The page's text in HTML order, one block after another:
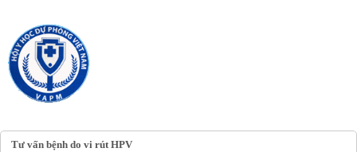
Tư vấn bệnh do vi rút HPV